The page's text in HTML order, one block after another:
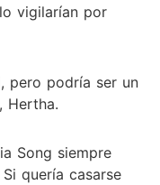
vigilarían por
pero podría ser un
Hertha.
Song siempre
quería casarse